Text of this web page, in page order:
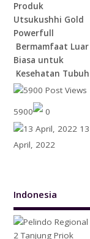
Produk
Utsukushhi Gold
Powerfull
Bermamfaat Luar
Biasa untuk
Kesehatan Tubuh
5900
0
13
April, 2022
Indonesia